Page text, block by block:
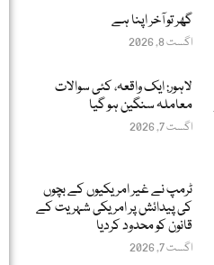
گھر تو آخر اپنا ہے
اگست 8, 2026
لاہور: ایک واقعہ، کئی سوالات
معاملہ سنگین ہو گیا
اگست 7, 2026
ٹرمپ نے غیر امریکیوں کے بچوں
کی پیدائش پر امریکی شہریت کے
قانون کو محدود کردیا
اگست 7, 2026